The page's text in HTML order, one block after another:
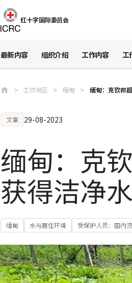
红十字国际委员会
最新内容 组织介绍 工作内容 工
工作地区 缅甸 缅甸：克钦邦
文章 29-08-2023
缅甸：克
获得洁净
缅甸 水与居住环境 受保护人员：国内